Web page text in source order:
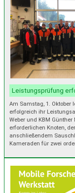
Leistungsprüfung
Am Samstag, 1. Oktober
erfolgreich ihr
Weber und KBM
erforderlichen Knoten,
anschließendem
Kameraden für zwei